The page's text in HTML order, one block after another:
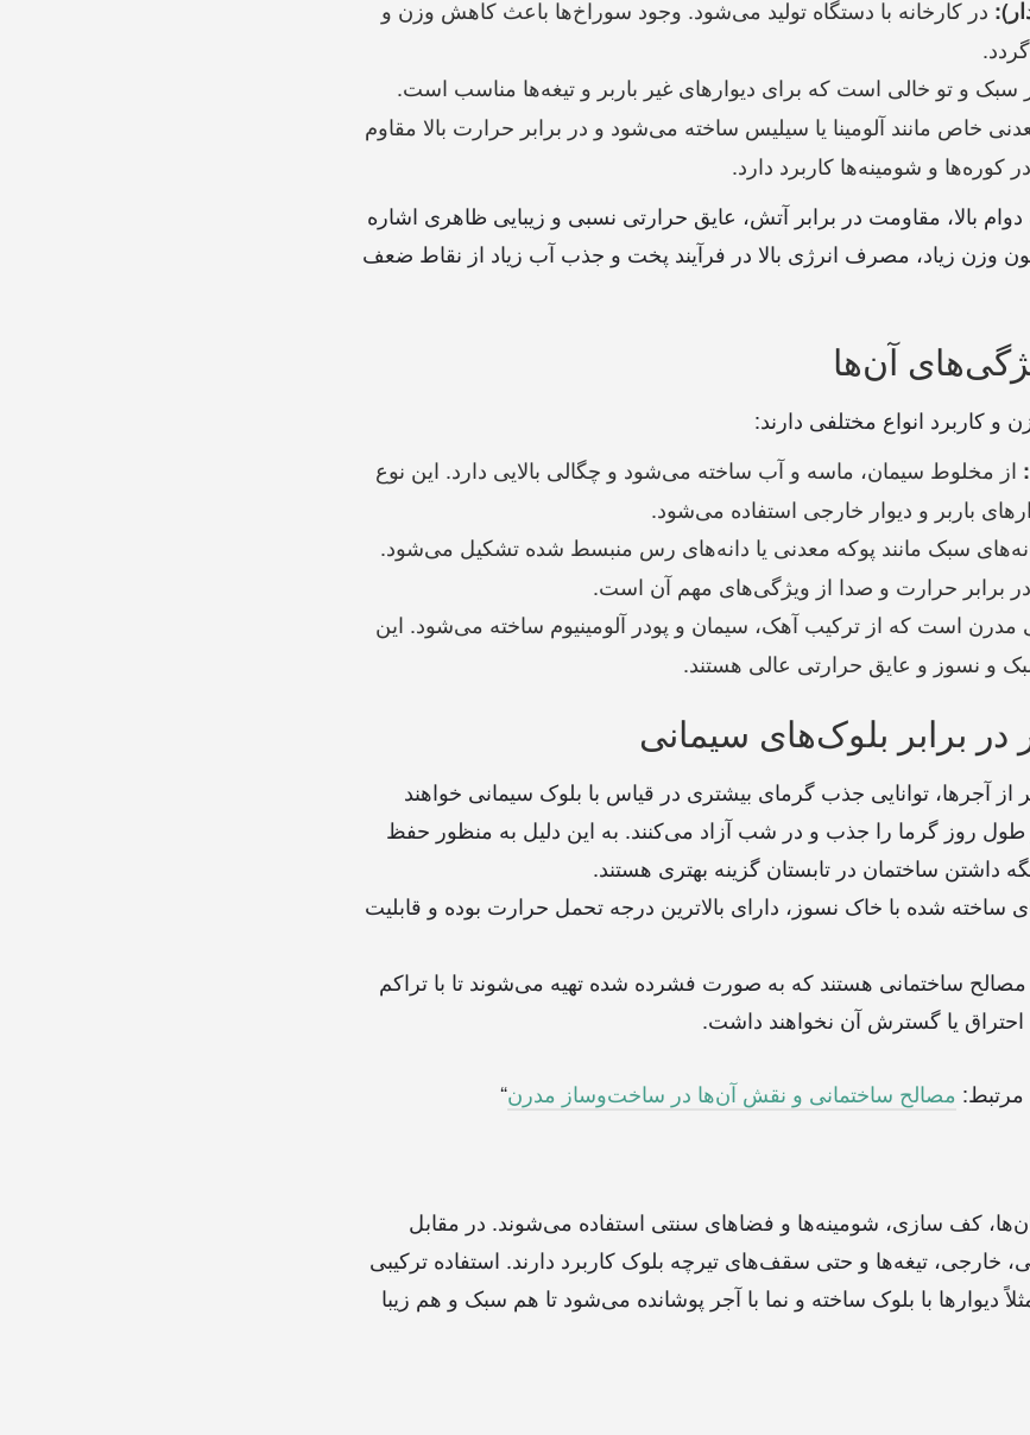
در کارخانه با دستگاه تولید می‌شود. وجود سوراخ‌ها باعث کاهش وزن و
سبک و تو خالی است که برای دیوارهای غیر باربر و تیغه‌ها مناسب است.
خاص مانند آلومینا یا سیلیس ساخته می‌شود و در برابر حرارت بالا مقاوم
کوره‌ها و شومینه‌ها کاربرد دارد.
بالا، مقاومت در برابر آتش، عایق حرارتی نسبی و زیبایی ظاهری اشاره
وزن زیاد، مصرف انرژی بالا در فرآیند پخت و جذب آب زیاد از نقاط ضعف
آن‌ها
کاربرد انواع مختلفی دارند:
از مخلوط سیمان، ماسه و آب ساخته می‌شود و چگالی بالایی دارد. این نوع
باربر و دیوار خارجی استفاده می‌شود.
سبک مانند پوکه معدنی یا دانه‌های رس منبسط شده تشکیل می‌شود.
برابر حرارت و صدا از ویژگی‌های مهم آن است.
است که از ترکیب آهک، سیمان و پودر آلومینیوم ساخته می‌شود. این
و نسوز و عایق حرارتی عالی هستند.
برابر بلوک‌های سیمانی
از آجرها، توانایی جذب گرمای بیشتری در قیاس با بلوک سیمانی خواهند
روز گرما را جذب و در شب آزاد می‌کنند. به این دلیل به منظور حفظ
داشتن ساختمان در تابستان گزینه بهتری هستند.
ساخته شده با خاک نسوز، دارای بالاترین درجه تحمل حرارت بوده و قابلیت
ساختمانی هستند که به صورت فشرده شده تهیه می‌شوند تا با تراکم
احتراق یا گسترش آن نخواهند داشت.
مرتبط: مصالح ساختمانی و نقش آن‌ها در ساخت‌وساز مدرن“
کف سازی، شومینه‌ها و فضاهای سنتی استفاده می‌شوند. در مقابل
خارجی، تیغه‌ها و حتی سقف‌های تیرچه بلوک کاربرد دارند. استفاده ترکیبی
دیوارها با بلوک ساخته و نما با آجر پوشانده می‌شود تا هم سبک و هم زیبا